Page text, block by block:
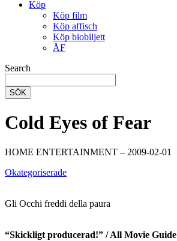
Köp
Köp film
Köp affisch
Köp biobiljett
ÅF
Search
SÖK
Cold Eyes of Fear
HOME ENTERTAINMENT – 2009-02-01
Okategoriserade
Gli Occhi freddi della paura
“Skickligt producerad!” / All Movie Guide